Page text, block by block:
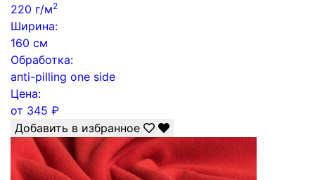
220 г/м2
Ширина:
160 см
Обработка:
anti-pilling one side
Цена:
от 345 ₽
Добавить в избранное